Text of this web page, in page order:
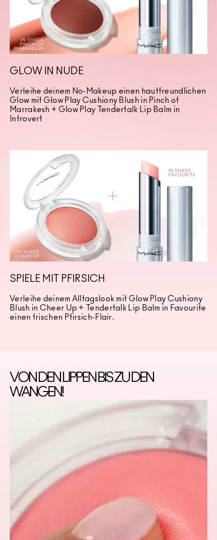
GLOW IN NUDE
Verleihe deinem No-Makeup einen hautfreundlichen
Glow mit Glow Play Cushiony Blush in Pinch of
Marrakesh + Glow Play Tendertalk Lip Balm in
Introvert
SPIELE MIT PFIRSICH
Verleihe deinem Alltagslook mit Glow Play Cushiony
Blush in Cheer Up + Tendertalk Lip Balm in Favourite
einen frischen Pfirsich-Flair.
VON DEN LIPPEN BIS ZU DEN
WANGEN!